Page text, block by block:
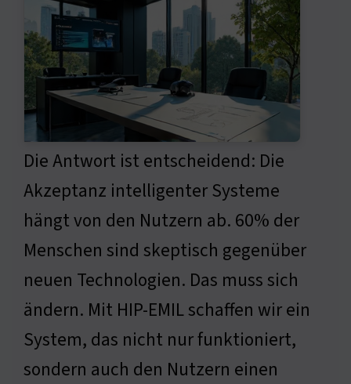
Die Antwort ist entscheidend: Die
Akzeptanz intelligenter Systeme
hängt von den Nutzern ab. 60% der
Menschen sind skeptisch gegenüber
neuen Technologien. Das muss sich
ändern. Mit HIP-EMIL schaffen wir ein
System, das nicht nur funktioniert,
sondern auch den Nutzern einen